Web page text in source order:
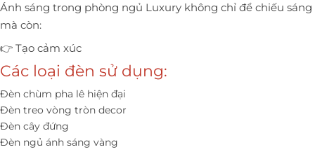
Ánh sáng trong phòng ngủ Luxury không chỉ để chiếu sáng
mà còn:
👉 Tạo cảm xúc
Các loại đèn sử dụng:
Đèn chùm pha lê hiện đại
Đèn treo vòng tròn decor
Đèn cây đứng
Đèn ngủ ánh sáng vàng